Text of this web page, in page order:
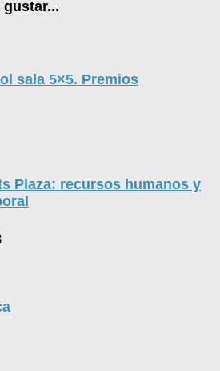
sala 5×5. Premios
Plaza: recursos humanos y